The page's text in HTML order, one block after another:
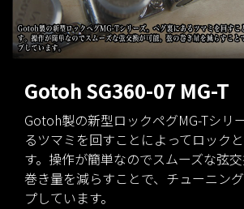
Gotoh SG360-07 MG-T
Gotoh製の新型ロックペグMG-Tシリ
るツマミを回すことによってロック
す。操作が簡単なのでスムーズな弦
巻き量を減らすことで、チューニン
プしています。